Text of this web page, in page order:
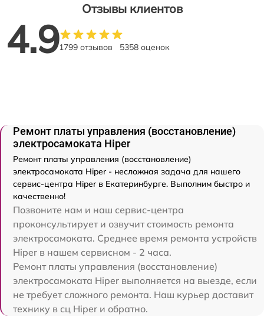
Отзывы клиентов
4.91799 отзывов 5358 оценок
Ремонт платы управления (восстановление)
электросамоката Hiper
Ремонт платы управления (восстановление)
электросамоката Hiper - несложная задача для нашего
сервис-центра Hiper в Екатеринбурге. Выполним быстро и
качественно!
Позвоните нам и наш сервис-центра
проконсультирует и озвучит стоимость ремонта
электросамоката. Среднее время ремонта устройств
Hiper в нашем сервисном - 2 часа.
Ремонт платы управления (восстановление)
электросамоката Hiper выполняется на выезде, если
не требует сложного ремонта. Наш курьер доставит
технику в сц Hiper и обратно.